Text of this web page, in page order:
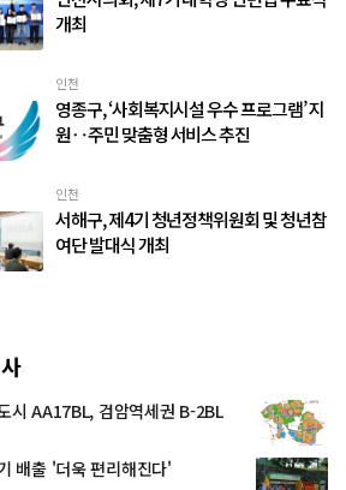
개최
인천
영종구, ‘사회복지시설 우수 프로그램’ 지
원‥주민 맞춤형 서비스 추진
인천
서해구, 제4기 청년정책위원회 및 청년참
여단 발대식 개최
시 AA17BL, 검암역세권 B-2BL
배출 '더욱 편리해진다'